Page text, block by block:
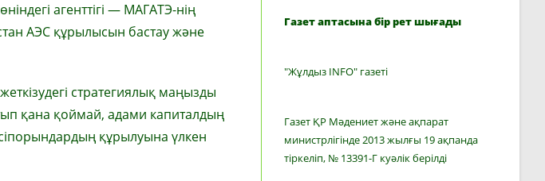
агенттігі — МАГАТЭ-нің
АЭС құрылысын бастау және
стратегиялық маңызды
қана қоймай, адами капиталдың
құрылуына үлкен
Газет аптасына бір рет шығады
"Жұлдыз INFO" газеті
Газет ҚР Мәдениет және ақпарат
министрлігінде 2013 жылғы 19 ақпанда
тіркеліп, № 13391-Г куәлік берілді